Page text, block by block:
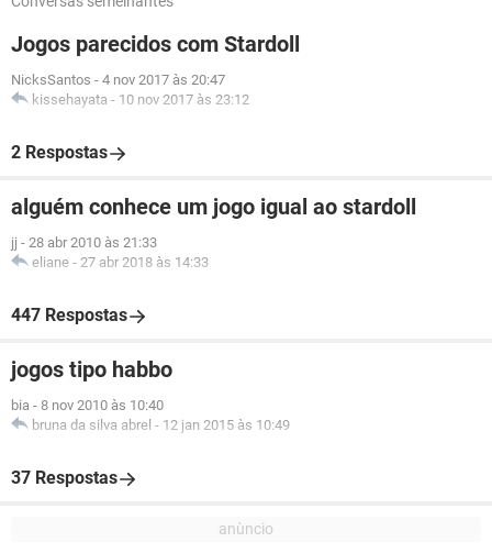
Jogos parecidos com Stardoll
NicksSantos - 4 nov 2017 às 20:47
kissehayata - 10 nov 2017 às 23:12
2 Respostas
alguém conhece um jogo igual ao stardoll
jj - 28 abr 2010 às 21:33
eliane - 27 abr 2018 às 14:33
447 Respostas
jogos tipo habbo
bia - 8 nov 2010 às 10:40
bruna da silva abrel - 12 jan 2015 às 10:49
37 Respostas